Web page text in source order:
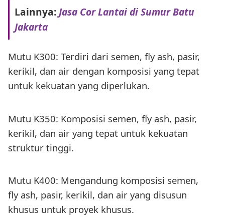
Lainnya:Jasa Cor Lantai di Sumur Batu
Jakarta
Mutu K300: Terdiri dari semen, fly ash, pasir,
kerikil, dan air dengan komposisi yang tepat
untuk kekuatan yang diperlukan.
Mutu K350: Komposisi semen, fly ash, pasir,
kerikil, dan air yang tepat untuk kekuatan
struktur tinggi.
Mutu K400: Mengandung komposisi semen,
fly ash, pasir, kerikil, dan air yang disusun
khusus untuk proyek khusus.